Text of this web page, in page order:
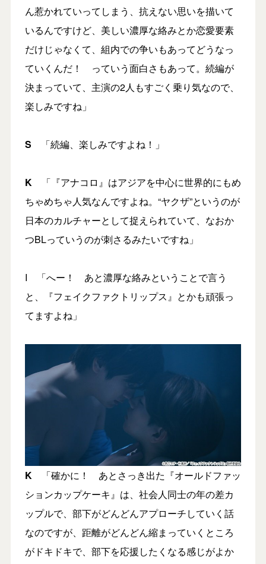
ん惹かれていってしまう、抗えない思いを描いて
いるんですけど、美しい濃厚な絡みとか恋愛要素
だけじゃなくて、組内での争いもあってどうなっ
ていくんだ！ っていう面白さもあって。続編が
決まっていて、主演の2人もすごく乗り気なので、
楽しみですね」
S 「続編、楽しみですよね！」
K「『アナコロ』はアジアを中心に世界的にもめ
ちゃめちゃ人気なんですよね。“ヤクザ”というのが
日本のカルチャーとして捉えられていて、なおか
つBLっていうのが刺さるみたいですね」
I 「へー！ あと濃厚な絡みということで言う
と、『フェイクファクトリップス』とかも頑張っ
てますよね」
K「確かに！ あとさっき出た『オールドファッ
ションカップケーキ』は、社会人同士の年の差カ
ップルで、部下がどんどんアプローチしていく話
なのですが、距離がどんどん縮まっていくところ
がドキドキで、部下を応援したくなる感じがよか